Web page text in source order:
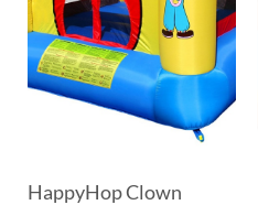
HappyHop Clown